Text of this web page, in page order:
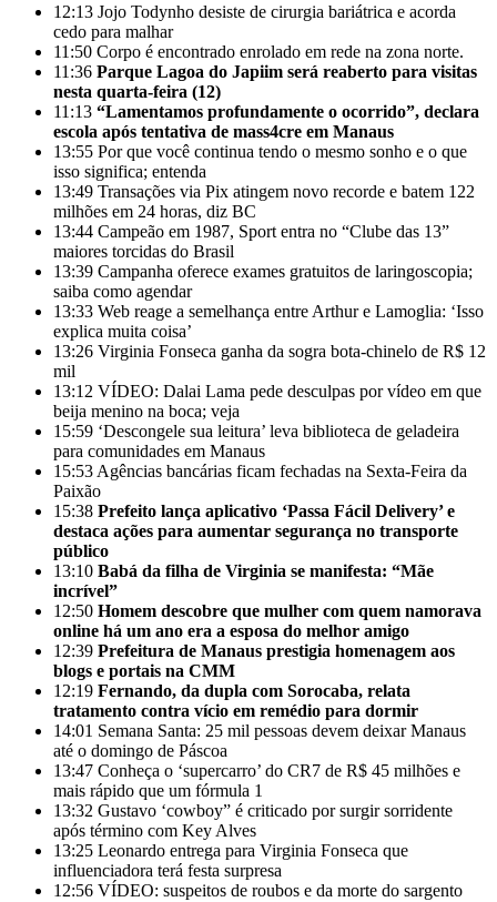
12:13 Jojo Todynho desiste de cirurgia bariátrica e acorda
cedo para malhar
11:50 Corpo é encontrado enrolado em rede na zona norte.
11:36 Parque Lagoa do Japiim será reaberto para visitas
nesta quarta-feira (12)
11:13 “Lamentamos profundamente o ocorrido”, declara
escola após tentativa de mass4cre em Manaus
13:55 Por que você continua tendo o mesmo sonho e o que
isso significa; entenda
13:49 Transações via Pix atingem novo recorde e batem 122
milhões em 24 horas, diz BC
13:44 Campeão em 1987, Sport entra no “Clube das 13”
maiores torcidas do Brasil
13:39 Campanha oferece exames gratuitos de laringoscopia;
saiba como agendar
13:33 Web reage a semelhança entre Arthur e Lamoglia: ‘Isso
explica muita coisa’
13:26 Virginia Fonseca ganha da sogra bota-chinelo de R$ 12
mil
13:12 VÍDEO: Dalai Lama pede desculpas por vídeo em que
beija menino na boca; veja
15:59 ‘Descongele sua leitura’ leva biblioteca de geladeira
para comunidades em Manaus
15:53 Agências bancárias ficam fechadas na Sexta-Feira da
Paixão
15:38 Prefeito lança aplicativo ‘Passa Fácil Delivery’ e
destaca ações para aumentar segurança no transporte
público
13:10 Babá da filha de Virginia se manifesta: “Mãe
incrível”
12:50 Homem descobre que mulher com quem namorava
online há um ano era a esposa do melhor amigo
12:39 Prefeitura de Manaus prestigia homenagem aos
blogs e portais na CMM
12:19 Fernando, da dupla com Sorocaba, relata
tratamento contra vício em remédio para dormir
14:01 Semana Santa: 25 mil pessoas devem deixar Manaus
até o domingo de Páscoa
13:47 Conheça o ‘supercarro’ do CR7 de R$ 45 milhões e
mais rápido que um fórmula 1
13:32 Gustavo ‘cowboy” é criticado por surgir sorridente
após término com Key Alves
13:25 Leonardo entrega para Virginia Fonseca que
influenciadora terá festa surpresa
12:56 VÍDEO: suspeitos de roubos e da morte do sargento